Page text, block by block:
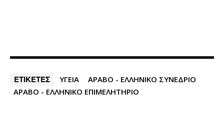
ΕΤΙΚΕΤΕΣ ΥΓΕΙΑ
ΑΡΑΒΟ - ΕΛΛΗΝΙΚΟ ΣΥΝΕΔΡΙΟ
ΑΡΑΒΟ - ΕΛΛΗΝΙΚΟ ΕΠΙΜΕΛΗΤΗΡΙΟ